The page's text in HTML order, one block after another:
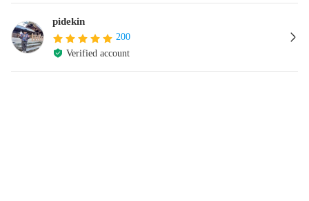
pidekin
200
Verified account